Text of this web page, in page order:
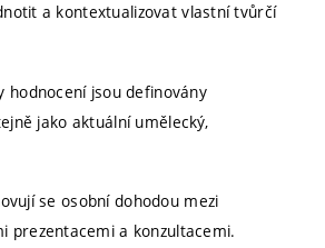
a kontextualizovat vlastní tvůrčí
jsou definovány
jako aktuální umělecký,
se osobní dohodou mezi
prezentacemi a konzultacemi.